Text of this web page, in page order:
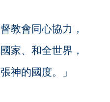
教會同心協力，
家、和全世界，
神的國度。」